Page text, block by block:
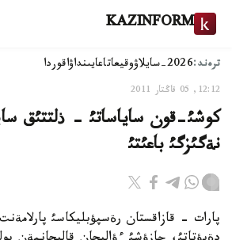
KAZINFORM
ترەند:2026-سايلاۋ وقيعاتاعايىنداۋاقوردا
12:12, 05 قاڭتار 2011
كوشئ-قون ساياساتئ - ذلتتئق
نةگئزگئ باعئتئ
پارات - قازاقستان رةسپؤبليكاسئ